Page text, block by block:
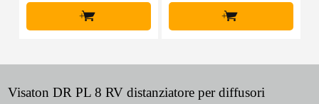
+ +
Visaton DR PL 8 RV distanziatore per diffusori